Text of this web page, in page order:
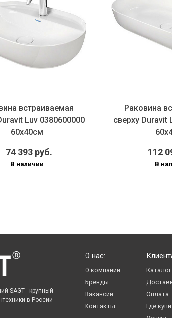
встраиваемая
Luv 0380600000
60х40см
74 393 руб.
В наличии
Раковина
сверху Duravit
112
В
SAGT - крупный
в России
О нас:
О компании
Бренды
Вакансии
Контакты
Оплата
Где